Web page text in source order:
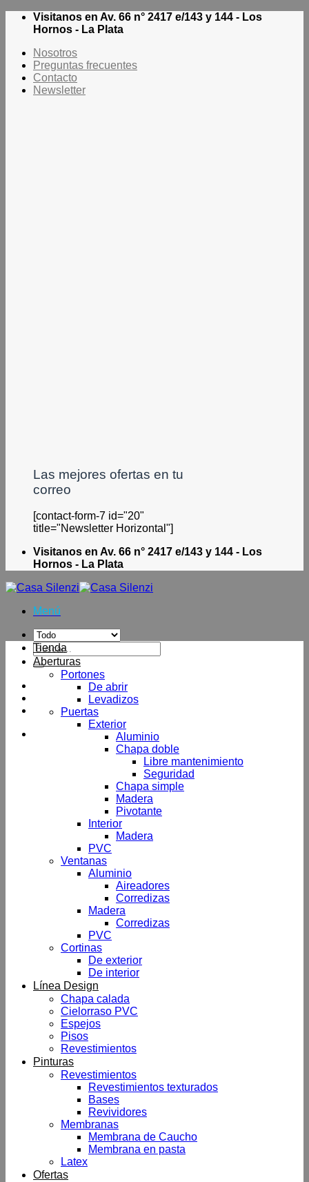
SaltarVisitanos en Av. 66 n° 2417 e/143 y 144 - Los
Hornos - La Plata
Nosotros
Preguntas frecuentes
Contacto
Newsletter
Las mejores ofertas en tu
correo
[contact-form-7 id="20"
title="Newsletter Horizontal"]
Visitanos en Av. 66 n° 2417 e/143 y 144 - Los
Hornos - La Plata
Menú
Buscar
por:
Tienda
Aberturas
Portones
De abrir
Levadizos
Puertas
Exterior
Aluminio
Chapa doble
Libre mantenimiento
Seguridad
Chapa simple
Madera
Pivotante
Interior
Madera
PVC
Ventanas
Aluminio
Aireadores
Corredizas
Madera
Corredizas
PVC
Cortinas
De exterior
De interior
Línea Design
Chapa calada
Cielorraso PVC
Espejos
Pisos
Revestimientos
Pinturas
Revestimientos
Revestimientos texturados
Bases
Revividores
Membranas
Membrana de Caucho
Membrana en pasta
Latex
Ofertas